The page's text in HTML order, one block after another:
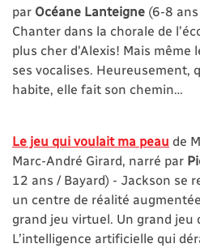
par Océane Lanteigne (6-8
Chanter dans la chorale de
plus cher d'Alexis! Mais même
ses vocalises. Heureusement,
habite, elle fait son chemin…
Le jeu qui voulait ma peau de
Marc-André Girard, narré par
12 ans / Bayard) - Jackson se
un centre de réalité
grand jeu virtuel. Un grand jeu
L’intelligence artificielle qui